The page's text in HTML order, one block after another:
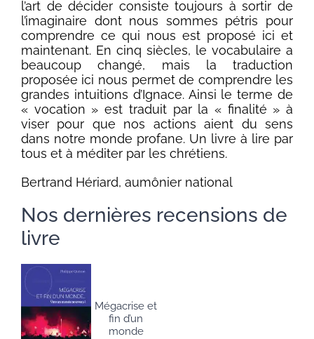
l’art de décider consiste toujours à sortir de
l’imaginaire dont nous sommes pétris pour
comprendre ce qui nous est proposé ici et
maintenant. En cinq siècles, le vocabulaire a
beaucoup changé, mais la traduction
proposée ici nous permet de comprendre les
grandes intuitions d’Ignace. Ainsi le terme de
« vocation » est traduit par la « finalité » à
viser pour que nos actions aient du sens
dans notre monde profane. Un livre à lire par
tous et à méditer par les chrétiens.
Bertrand Hériard, aumônier national
Nos dernières recensions de
livre
Mégacrise et
fin d’un
monde